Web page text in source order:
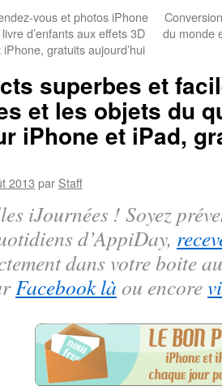
vous et photos iPhone
d’enfants aux effets 3D
gratuits aujourd’hui
du monde
superbes et
et les objets du
iPhone et iPad,
2013 par Staff
iJournées ! Soyez
d’AppiDay,
dans votre boite
Facebook là ou encore